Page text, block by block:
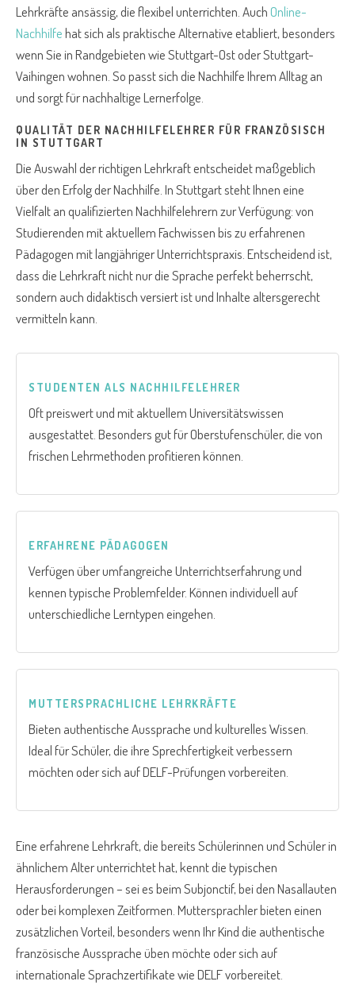
Lehrkräfte ansässig, die flexibel unterrichten. AuchOnline-
Nachhilfehat sich als praktische Alternative etabliert, besonders
wenn Sie in Randgebieten wie Stuttgart-Ost oder Stuttgart-
Vaihingen wohnen. So passt sich die Nachhilfe Ihrem Alltag an
und sorgt für nachhaltige Lernerfolge.
QUALITÄT DER NACHHILFELEHRER FÜR FRANZÖSISCH
IN STUTTGART
Die Auswahl der richtigen Lehrkraft entscheidet maßgeblich
über den Erfolg der Nachhilfe. In Stuttgart steht Ihnen eine
Vielfalt an qualifizierten Nachhilfelehrern zur Verfügung: von
Studierenden mit aktuellem Fachwissen bis zu erfahrenen
Pädagogen mit langjähriger Unterrichtspraxis. Entscheidend ist,
dass die Lehrkraft nicht nur die Sprache perfekt beherrscht,
sondern auch didaktisch versiert ist und Inhalte altersgerecht
vermitteln kann.
STUDENTEN ALS NACHHILFELEHRER
Oft preiswert und mit aktuellem Universitätswissen
ausgestattet. Besonders gut für Oberstufenschüler, die von
frischen Lehrmethoden profitieren können.
ERFAHRENE PÄDAGOGEN
Verfügen über umfangreiche Unterrichtserfahrung und
kennen typische Problemfelder. Können individuell auf
unterschiedliche Lerntypen eingehen.
MUTTERSPRACHLICHE LEHRKRÄFTE
Bieten authentische Aussprache und kulturelles Wissen.
Ideal für Schüler, die ihre Sprechfertigkeit verbessern
möchten oder sich auf DELF-Prüfungen vorbereiten.
Eine erfahrene Lehrkraft, die bereits Schülerinnen und Schüler in
ähnlichem Alter unterrichtet hat, kennt die typischen
Herausforderungen – sei es beim Subjonctif, bei den Nasallauten
oder bei komplexen Zeitformen. Muttersprachler bieten einen
zusätzlichen Vorteil, besonders wenn Ihr Kind die authentische
französische Aussprache üben möchte oder sich auf
internationale Sprachzertifikate wie DELF vorbereitet.